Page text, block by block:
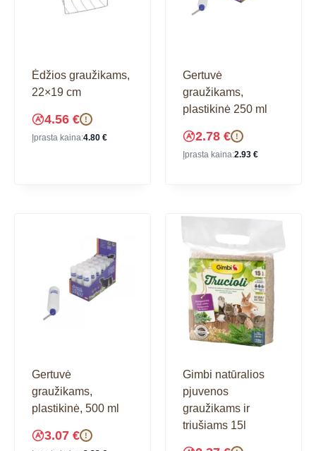
Ėdžios graužikams,
22×19 cm
4.56 € !
Įprasta kaina:4.80 €
Gertuvė
graužikams,
plastikinė 250 ml
2.78 € !
Įprasta kaina:2.93 €
Gertuvė
graužikams,
plastikinė, 500 ml
3.07 € !
Gimbi natūralios
pjuvenos
graužikams ir
triušiams 15l